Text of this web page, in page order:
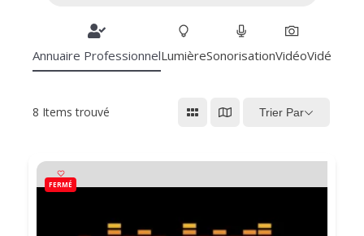
Annuaire ProfessionnelLumièreSonorisationVidéo
8 Items trouvé Trier Par
FERMÉ